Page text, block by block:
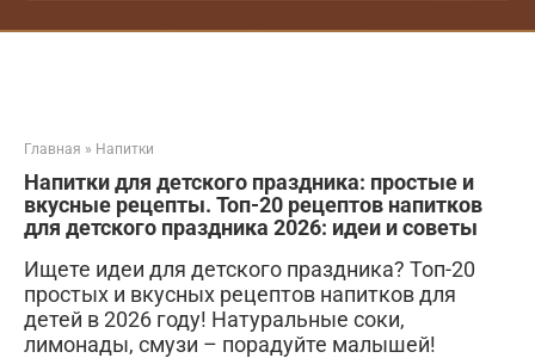
Главная » Напитки
Напитки для детского праздника: простые и
вкусные рецепты. Топ-20 рецептов напитков
для детского праздника 2026: идеи и советы
Ищете идеи для детского праздника? Топ-20
простых и вкусных рецептов напитков для
детей в 2026 году! Натуральные соки,
лимонады, смузи – порадуйте малышей!